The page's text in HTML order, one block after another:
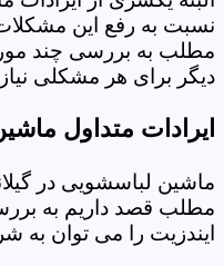
نسبت به رفع این
مطلب به بررسی چند
دیگر برای هر مشکلی نیاز به
ایرادات متداول
ماشین لباسشویی در
مطلب قصد داریم به
ایندزیت را می توان به